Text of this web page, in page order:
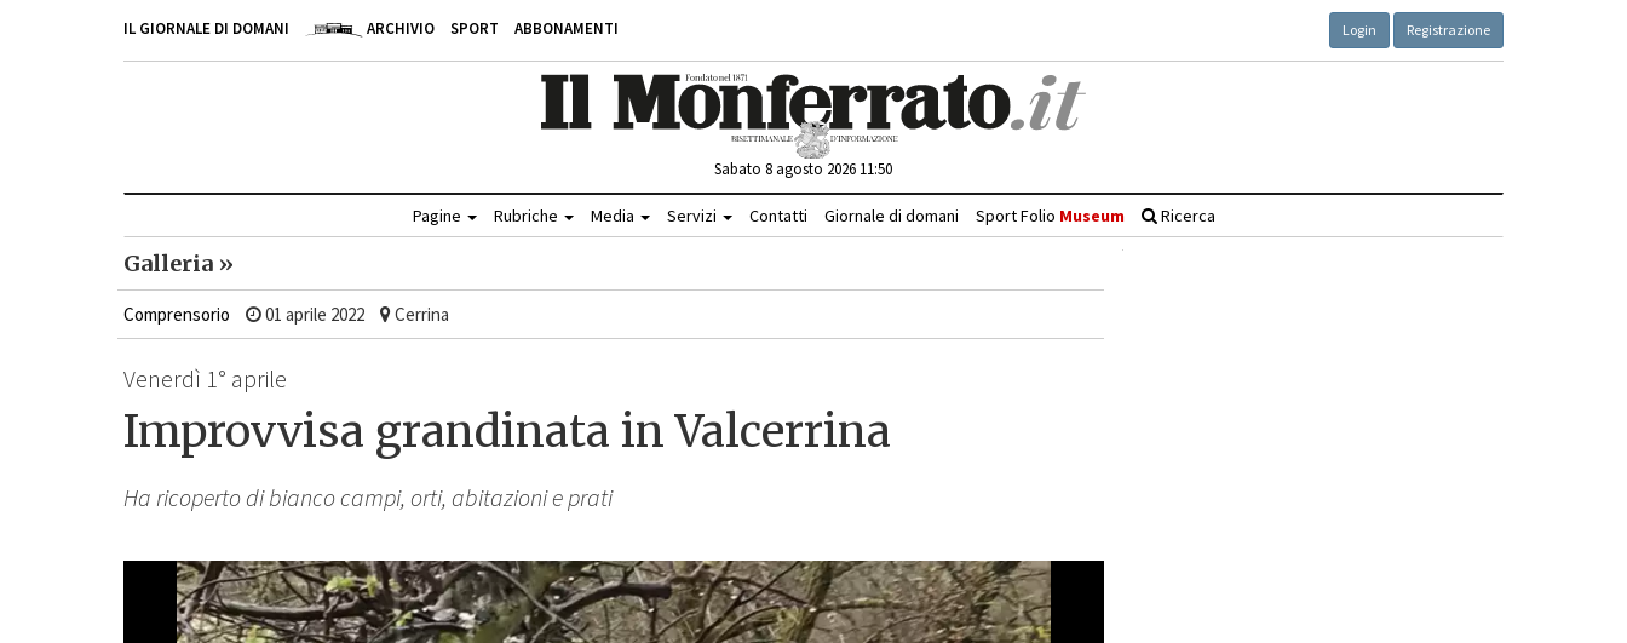
IL GIORNALE DI DOMANI ARCHIVIO SPORT ABBONAMENTI Login Registrazione
Sabato 8 agosto 2026 11:50
Pagine Rubriche Media Servizi Contatti Giornale di domani Sport Folio Museum Ricerca
Galleria »
Comprensorio 01 aprile 2022 Cerrina
Venerdì 1° aprile
Improvvisa grandinata in Valcerrina
Ha ricoperto di bianco campi, orti, abitazioni e prati